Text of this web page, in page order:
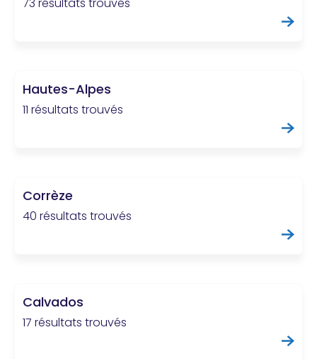
Hautes-Alpes
11 résultats trouvés
Corrèze
40 résultats trouvés
Calvados
17 résultats trouvés